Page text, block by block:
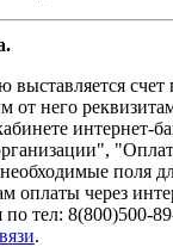
.
выставляется счет
от него
интернет-
поля
оплаты через
по тел: 8(800)500-
.